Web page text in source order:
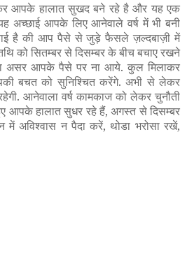
आपके हालात सुखद बने रहे है और यह एक
अच्छाई आपके लिए आनेवाले वर्ष में भी बनी
है की आप पैसे से जुड़े फैसले ज़ल्दबाज़ी में
को सितम्बर से दिसम्बर के बीच बचाए रखने
असर आपके पैसे पर ना आये. कुल मिलाकर
बचत को सुनिश्चित करेंगे. अभी से लेकर
आनेवाला वर्ष कामकाज को लेकर चुनौती
आपके हालात सुधर रहे हैं, अगस्त से दिसम्बर
न पैदा करें, थोडा भरोसा रखें,